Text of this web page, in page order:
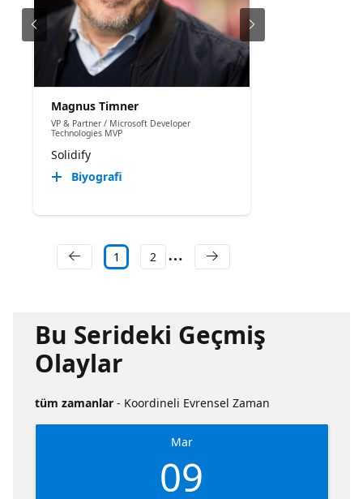
Magnus Timner
VP & Partner / Microsoft Developer
Technologies MVP
Solidify
Biyografi
1 2
Bu Serideki Geçmiş
Olaylar
tüm zamanlar - Koordineli Evrensel Zaman
Mar
09